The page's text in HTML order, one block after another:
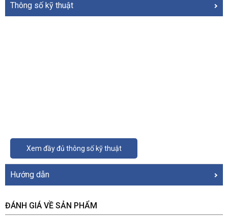
Thông số kỹ thuật
Xem đầy đủ thông số kỹ thuật
Hướng dẫn
ĐÁNH GIÁ VỀ SẢN PHẨM